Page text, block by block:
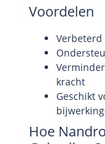
Voordelen
kracht
Geschikt
Hoe